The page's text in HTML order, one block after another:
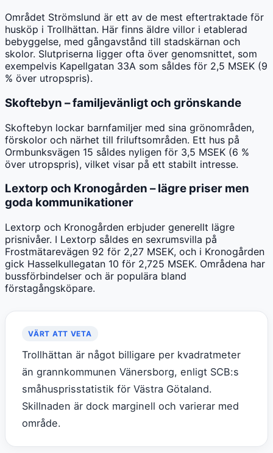
Området Strömslund är ett av de mest eftertraktade för
husköp i Trollhättan. Här finns äldre villor i etablerad
bebyggelse, med gångavstånd till stadskärnan och
skolor. Slutpriserna ligger ofta över genomsnittet, som
exempelvis Kapellgatan 33A som såldes för 2,5 MSEK (9
% över utropspris).
Skoftebyn – familjevänligt och grönskande
Skoftebyn lockar barnfamiljer med sina grönområden,
förskolor och närhet till friluftsområden. Ett hus på
Ormbunksvägen 15 såldes nyligen för 3,5 MSEK (6 %
över utropspris), vilket visar på ett stabilt intresse.
Lextorp och Kronogården – lägre priser men
goda kommunikationer
Lextorp och Kronogården erbjuder generellt lägre
prisnivåer. I Lextorp såldes en sexrumsvilla på
Frostmätarevägen 92 för 2,27 MSEK, och i Kronogården
gick Hasselkullegatan 10 för 2,725 MSEK. Områdena har
bussförbindelser och är populära bland
förstagångsköpare.
VÄRT ATT VETA
Trollhättan är något billigare per kvadratmeter
än grannkommunen Vänersborg, enligt SCB:s
småhusprisstatistik för Västra Götaland.
Skillnaden är dock marginell och varierar med
område.